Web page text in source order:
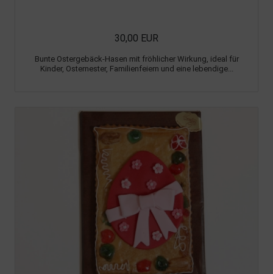
30,00 EUR
Bunte Ostergebäck-Hasen mit fröhlicher Wirkung, ideal für
Kinder, Osternester, Familienfeiern und eine lebendige...